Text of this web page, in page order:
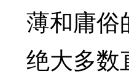
薄和庸俗
绝大多数